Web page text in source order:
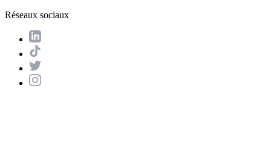
Réseaux sociaux